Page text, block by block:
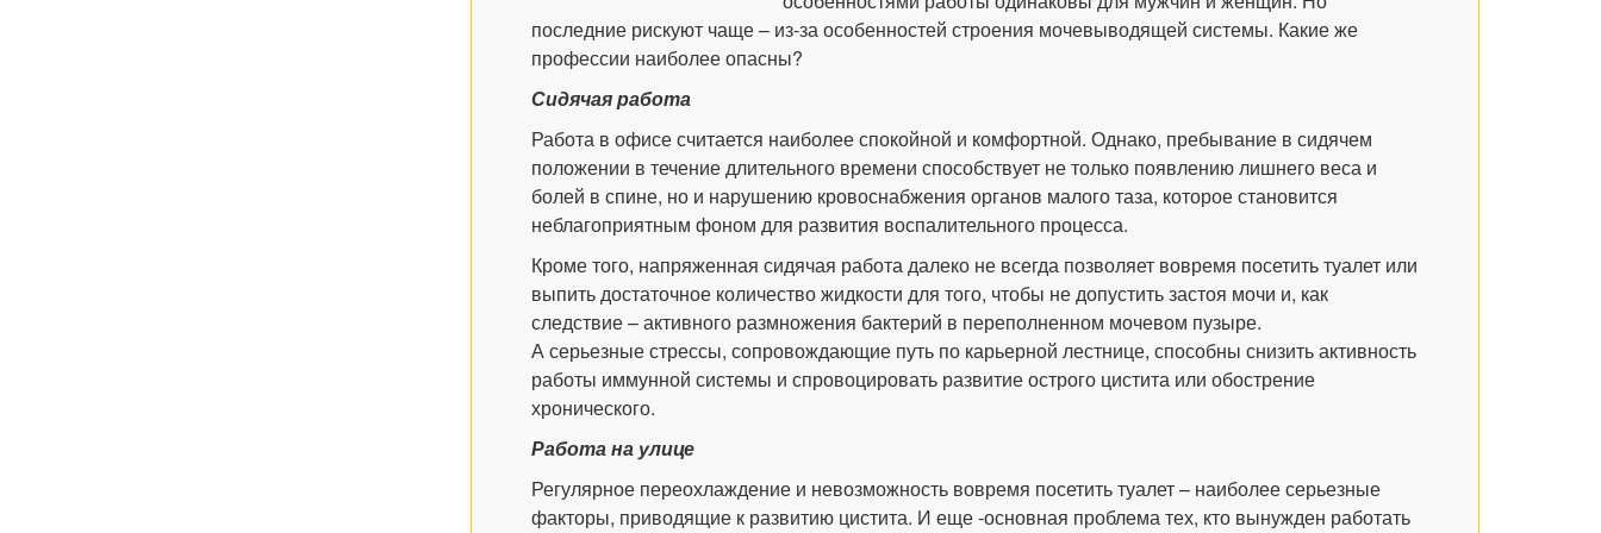
последние рискуют чаще – из-за особенностей строения мочевыводящей системы. Какие же
профессии наиболее опасны?
Сидячая работа
Работа в офисе считается наиболее спокойной и комфортной. Однако, пребывание в сидячем
положении в течение длительного времени способствует не только появлению лишнего веса и
болей в спине, но и нарушению кровоснабжения органов малого таза, которое становится
неблагоприятным фоном для развития воспалительного процесса.
Кроме того, напряженная сидячая работа далеко не всегда позволяет вовремя посетить туалет или
выпить достаточное количество жидкости для того, чтобы не допустить застоя мочи и, как
следствие – активного размножения бактерий в переполненном мочевом пузыре.
А серьезные стрессы, сопровождающие путь по карьерной лестнице, способны снизить активность
работы иммунной системы и спровоцировать развитие острого цистита или обострение
хронического.
Работа на улице
Регулярное переохлаждение и невозможность вовремя посетить туалет – наиболее серьезные
факторы, приводящие к развитию цистита. И еще -основная проблема тех, кто вынужден работать